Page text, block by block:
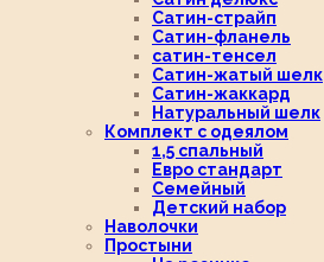
Сатин-страйп
Сатин-фланель
сатин-тенсел
Сатин-жатый шелк
Сатин-жаккард
Натуральный шелк
Комплект с одеялом
1,5 спальный
Евро стандарт
Семейный
Детский набор
Наволочки
Простыни